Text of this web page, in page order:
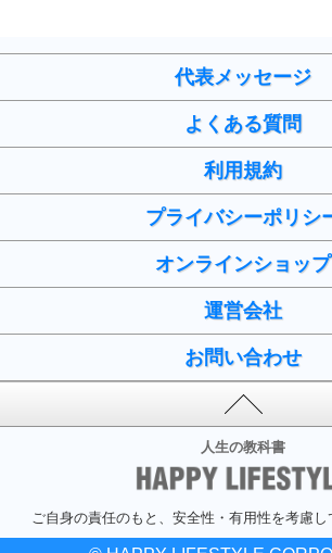
代表メッセージ
よくある質問
利用規約
プライバシーポリシ
オンラインショップ
運営会社
お問い合わせ
人生の教科書
ご自身の責任のもと、安全性・有用性を考慮し